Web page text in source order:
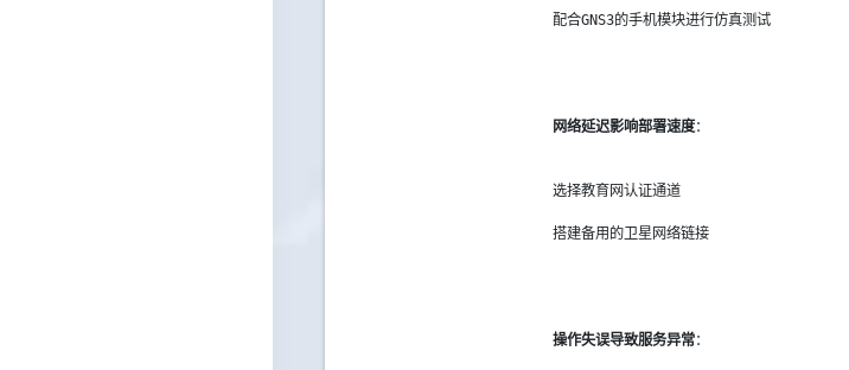
配合GNS3的手机模块进行仿真测试
网络延迟影响部署速度：
选择教育网认证通道
搭建备用的卫星网络链接
操作失误导致服务异常：